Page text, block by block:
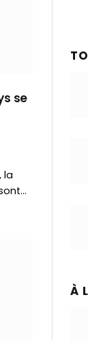
se
la
À